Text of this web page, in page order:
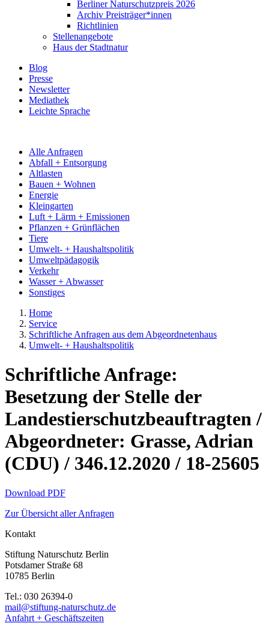
Berliner Naturschutzpreis 2026
Archiv Preisträger*innen
Richtlinien
Stellenangebote
Haus der Stadtnatur
Blog
Presse
Newsletter
Mediathek
Leichte Sprache
Alle Anfragen
Abfall + Entsorgung
Altlasten
Bauen + Wohnen
Energie
Kleingarten
Luft + Lärm + Emissionen
Pflanzen + Grünflächen
Tiere
Umwelt- + Haushaltspolitik
Umweltpädagogik
Verkehr
Wasser + Abwasser
Sonstiges
Home
Service
Schriftliche Anfragen aus dem Abgeordnetenhaus
Umwelt- + Haushaltspolitik
Schriftliche Anfrage:
Besetzung der Stelle der
Landestierschutzbeauftragten /
Abgeordneter: Grasse, Adrian
(CDU) / 346.12.2020 / 18-25605
Download PDF
Zur Übersicht aller Anfragen
Kontakt
Stiftung Naturschutz Berlin
Potsdamer Straße 68
10785 Berlin
Tel.: 030 26394-0
mail@stiftung-naturschutz.de
Anfahrt + Geschäftszeiten